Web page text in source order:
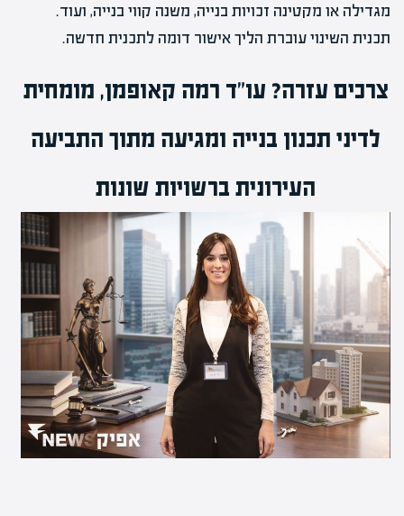
מגדילה או מקטינה זכויות בנייה, משנה קווי בנייה, ועוד.
תכנית השינוי עוברת הליך אישור דומה לתכנית חדשה.
צרכים עזרה? עו"ד רמה קאופמן, מומחית
לדיני תכנון בנייה ומגיעה מתוך התביעה
העירונית ברשויות שונות